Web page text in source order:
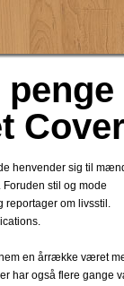
henvender sig til
stil og mode
reportager om livsstil.
en årrække været
har også flere